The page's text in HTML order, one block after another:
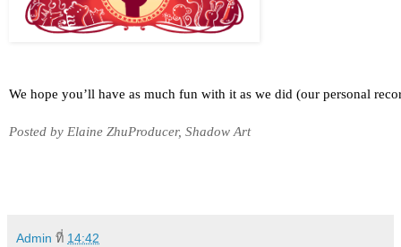
We hope you’ll have as much fun with it as we did (our personal
Posted by Elaine ZhuProducer, Shadow Art
Admin ที่ 14:42